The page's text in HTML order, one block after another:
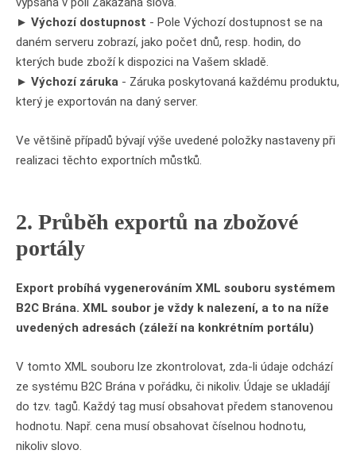
► Výchozí dostupnost - Pole Výchozí dostupnost se na
daném serveru zobrazí, jako počet dnů, resp. hodin, do
kterých bude zboží k dispozici na Vašem skladě.
► Výchozí záruka - Záruka poskytovaná každému produktu,
který je exportován na daný server.
Ve většině případů bývají výše uvedené položky nastaveny při
realizaci těchto exportních můstků.
2. Průběh exportů na zbožové
portály
Export probíhá vygenerováním XML souboru systémem
B2C Brána. XML soubor je vždy k nalezení, a to na níže
uvedených adresách (záleží na konkrétním portálu)
V tomto XML souboru lze zkontrolovat, zda-li údaje odchází
ze systému B2C Brána v pořádku, či nikoliv. Údaje se ukladájí
do tzv. tagů. Každý tag musí obsahovat předem stanovenou
hodnotu. Např. cena musí obsahovat číselnou hodnotu,
nikoliv slovo.